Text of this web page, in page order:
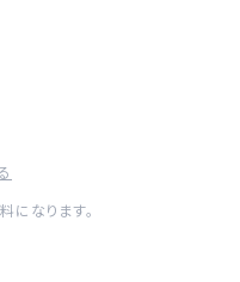
なります。